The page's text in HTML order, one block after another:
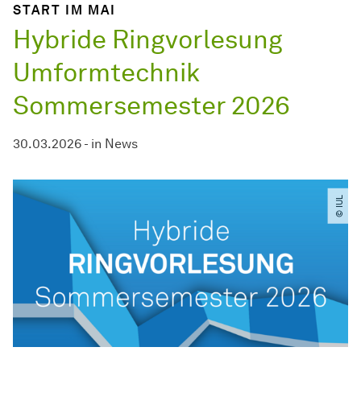
START IM MAI
Hybride Ringvorlesung
Umformtechnik
Sommersemester 2026
30.03.2026 - in News
© IUL